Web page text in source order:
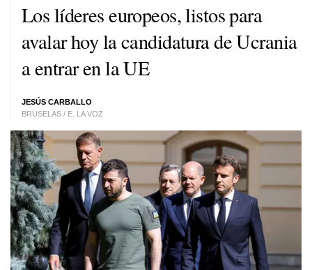
Los líderes europeos, listos para
avalar hoy la candidatura de Ucrania
a entrar en la UE
JESÚS CARBALLO
BRUSELAS / E. LA VOZ